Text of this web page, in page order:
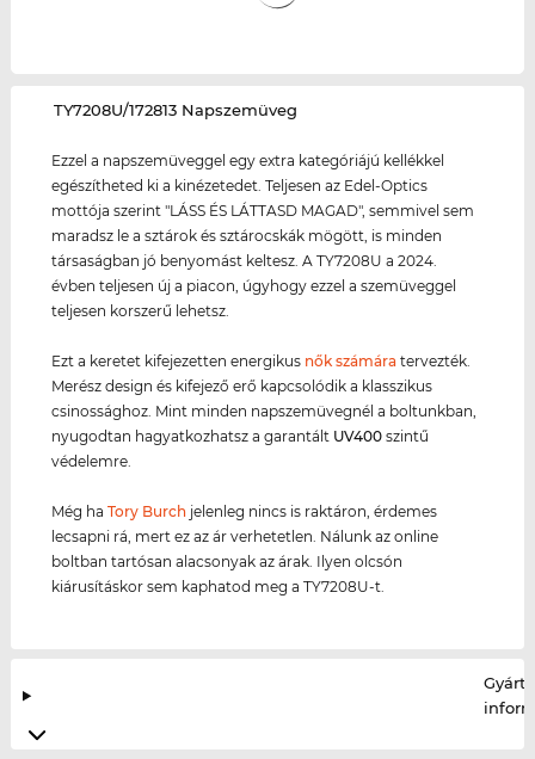
‌TY7208U/172813 Napszemüveg
Ezzel a napszemüveggel egy extra kategóriájú kellékkel
egészítheted ki a kinézetedet. Teljesen az Edel-Optics
mottója szerint "LÁSS ÉS LÁTTASD MAGAD", semmivel sem
maradsz le a sztárok és sztárocskák mögött, is minden
társaságban jó benyomást keltesz. A TY7208U a 2024.
évben teljesen új a piacon, úgyhogy ezzel a szemüveggel
teljesen korszerű lehetsz.
Ezt a keretet kifejezetten energikus nők számára tervezték.
Merész design és kifejező erő kapcsolódik a klasszikus
csinossághoz. Mint minden napszemüvegnél a boltunkban,
nyugodtan hagyatkozhatsz a garantált UV400 szintű
védelemre.
Még haTory Burch jelenleg nincs is raktáron, érdemes
lecsapni rá, mert ez az ár verhetetlen. Nálunk az online
boltban tartósan alacsonyak az árak. Ilyen olcsón
kiárusításkor sem kaphatod meg a TY7208U-t.